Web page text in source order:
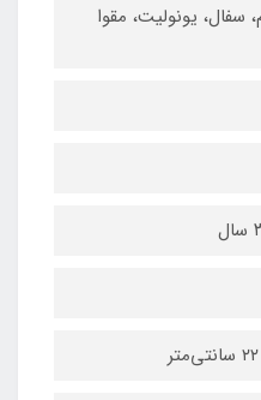
سفال، یونولیت، مقوا